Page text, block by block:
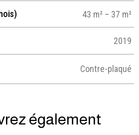
43 m² – 37 m²
2019
Contre-plaqué
également